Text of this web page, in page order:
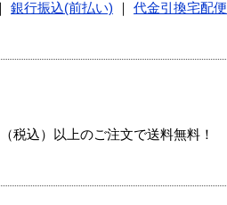
銀行振込(前払い) 代金引換宅配便
税込）以上のご注文で送料無料！